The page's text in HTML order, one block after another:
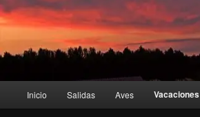
Inicio Salidas Aves Vacaciones